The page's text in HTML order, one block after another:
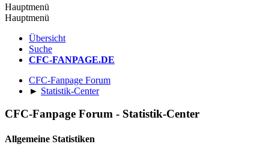
Hauptmenü
Hauptmenü
Übersicht
Suche
CFC-FANPAGE.DE
CFC-Fanpage Forum
► Statistik-Center
CFC-Fanpage Forum - Statistik-Center
Allgemeine Statistiken